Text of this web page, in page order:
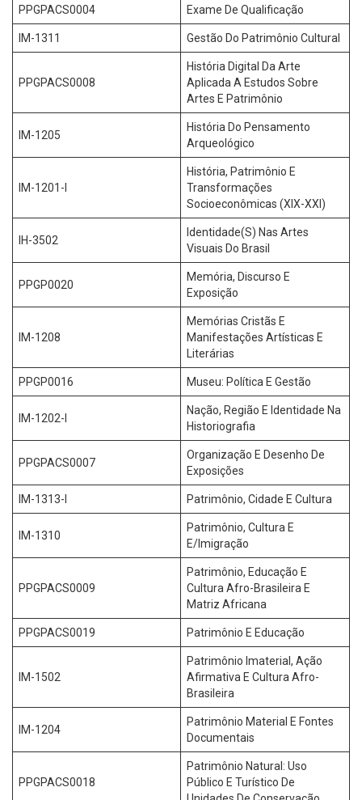
PPGPACS0004 Exame De Qualificação
IM-1311 Gestão Do Patrimônio Cultural
PPGPACS0008
História Digital Da Arte
Aplicada A Estudos Sobre
Artes E Patrimônio
IM-1205
História Do Pensamento
Arqueológico
IM-1201-I
História, Patrimônio E
Transformações
Socioeconômicas (XIX-XXI)
IH-3502
Identidade(S) Nas Artes
Visuais Do Brasil
PPGP0020
Memória, Discurso E
Exposição
IM-1208
Memórias Cristãs E
Manifestações Artísticas E
Literárias
PPGP0016 Museu: Política E Gestão
IM-1202-I
Nação, Região E Identidade Na
Historiografia
PPGPACS0007
Organização E Desenho De
Exposições
IM-1313-I Patrimônio, Cidade E Cultura
IM-1310
Patrimônio, Cultura E
E/Imigração
PPGPACS0009
Patrimônio, Educação E
Cultura Afro-Brasileira E
Matriz Africana
PPGPACS0019 Patrimônio E Educação
IM-1502
Patrimônio Imaterial, Ação
Afirmativa E Cultura Afro-
Brasileira
IM-1204
Patrimônio Material E Fontes
Documentais
PPGPACS0018
Patrimônio Natural: Uso
Público E Turístico De